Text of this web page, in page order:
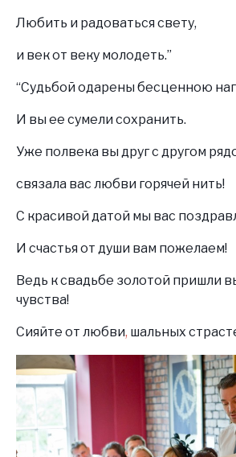
Любить и радоваться свету,
и век от веку молодеть.”
“Судьбой одарены бесценною
И вы ее сумели сохранить.
Уже полвека вы друг с другом
связала вас любви горячей нить!
С красивой датой мы вас
И счастья от души вам пожелаем!
Ведь к свадьбе золотой пришли
чувства!
Сияйте от любви, шальных